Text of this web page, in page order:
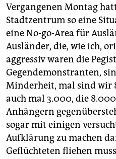
Vergangenen Montag
Stadtzentrum so eine
eine No-go-Area für
Ausländer, die, wie ich,
aggressiv waren die
Gegendemonstranten,
Minderheit, mal sind wir
auch mal 3.000, die
Anhängern
sogar mit einigen
Aufklärung zu machen
Geflüchteten fliehen